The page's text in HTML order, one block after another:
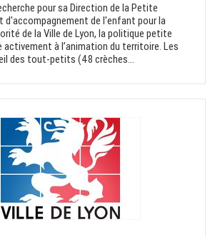
pour sa Direction de la Petite
d'accompagnement de l'enfant pour la
de la Ville de Lyon, la politique petite
à l’animation du territoire. Les
des tout-petits (48 crèches...